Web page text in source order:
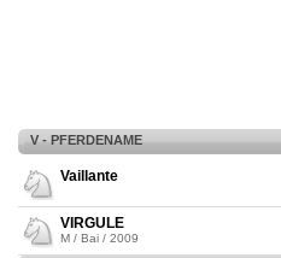
V - PFERDENAME
Vaillante
VIRGULE
M / Bai / 2009